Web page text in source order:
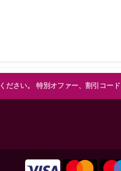
ださい。 特別オファー、割引コー